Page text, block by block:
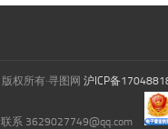
权所有·寻图网 沪ICP备
系 3629027749@qq.com